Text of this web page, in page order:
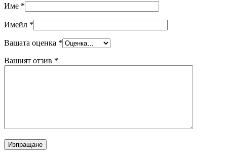
Име *
Имейл *
Вашата оценка *
Вашият отзив *